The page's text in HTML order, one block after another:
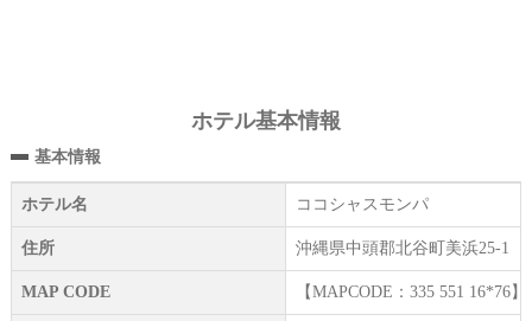
ホテル基本情報
基本情報
ホテル名 ココシャスモンパ
住所 沖縄県中頭郡北谷町美浜25-1
MAP CODE 【MAPCODE：335 551 16*76】